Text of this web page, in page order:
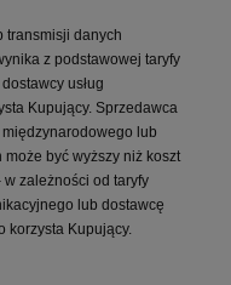
transmisji danych
z podstawowej taryfy
usług
Kupujący. Sprzedawca
lub
być wyższy niż koszt
zależności od taryfy
lub dostawcę
korzysta Kupujący.